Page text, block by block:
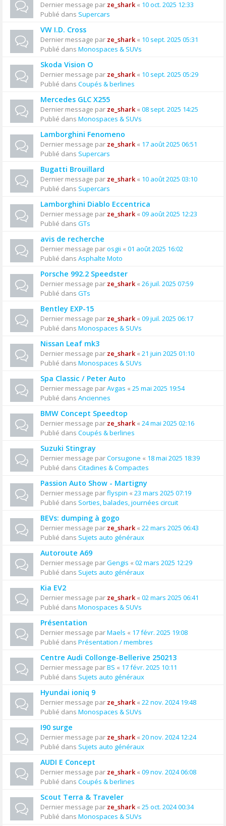
Dernier message par ze_shark« 10 oct. 2025 12:33
Publié dans Supercars
VW I.D. Cross
Dernier message par ze_shark« 10 sept. 2025 05:31
Publié dans Monospaces & SUVs
Skoda Vision O
Dernier message par ze_shark« 10 sept. 2025 05:29
Publié dans Coupés & berlines
Mercedes GLC X255
Dernier message par ze_shark« 08 sept. 2025 14:25
Publié dans Monospaces & SUVs
Lamborghini Fenomeno
Dernier message par ze_shark« 17 août 2025 06:51
Publié dans Supercars
Bugatti Brouillard
Dernier message par ze_shark« 10 août 2025 03:10
Publié dans Supercars
Lamborghini Diablo Eccentrica
Dernier message par ze_shark« 09 août 2025 12:23
Publié dans GTs
avis de recherche
Dernier message parosgii « 01 août 2025 16:02
Publié dans Asphalte Moto
Porsche 992.2 Speedster
Dernier message par ze_shark« 26 juil. 2025 07:59
Publié dans GTs
Bentley EXP-15
Dernier message par ze_shark« 09 juil. 2025 06:17
Publié dans Monospaces & SUVs
Nissan Leaf mk3
Dernier message par ze_shark« 21 juin 2025 01:10
Publié dans Monospaces & SUVs
Spa Classic / Peter Auto
Dernier message parAvgas « 25 mai 2025 19:54
Publié dans Anciennes
BMW Concept Speedtop
Dernier message par ze_shark« 24 mai 2025 02:16
Publié dans Coupés & berlines
Suzuki Stingray
Dernier message parCorsugone « 18 mai 2025 18:39
Publié dans Citadines & Compactes
Passion Auto Show - Martigny
Dernier message parflyspin « 23 mars 2025 07:19
Publié dans Sorties, balades, journées circuit
BEVs: dumping à gogo
Dernier message par ze_shark« 22 mars 2025 06:43
Publié dans Sujets auto généraux
Autoroute A69
Dernier message parGengis « 02 mars 2025 12:29
Publié dans Sujets auto généraux
Kia EV2
Dernier message par ze_shark« 02 mars 2025 06:41
Publié dans Monospaces & SUVs
Présentation
Dernier message parMaels « 17 févr. 2025 19:08
Publié dans Présentation / membres
Centre Audi Collonge-Bellerive 250213
Dernier message parBS « 17 févr. 2025 10:11
Publié dans Sujets auto généraux
Hyundai ioniq 9
Dernier message par ze_shark« 22 nov. 2024 19:48
Publié dans Monospaces & SUVs
I90 surge
Dernier message par ze_shark« 20 nov. 2024 12:24
Publié dans Sujets auto généraux
AUDI E Concept
Dernier message par ze_shark« 09 nov. 2024 06:08
Publié dans Coupés & berlines
Scout Terra & Traveler
Dernier message par ze_shark« 25 oct. 2024 00:34
Publié dans Monospaces & SUVs